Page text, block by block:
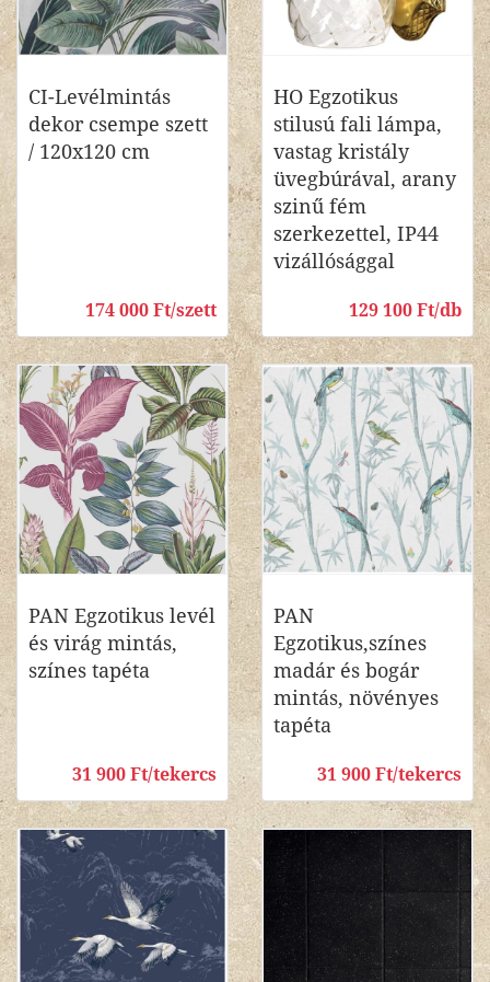
CI-Levélmintás
dekor csempe szett
/ 120x120 cm
174 000 Ft/szett
HO Egzotikus
stilusú fali lámpa,
vastag kristály
üvegbúrával, arany
szinű fém
szerkezettel, IP44
vizállósággal
129 100 Ft/db
PAN Egzotikus levél
és virág mintás,
színes tapéta
31 900 Ft/tekercs
PAN
Egzotikus,színes
madár és bogár
mintás, növényes
tapéta
31 900 Ft/tekercs